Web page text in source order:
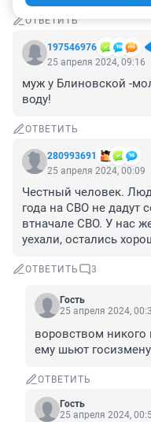
ОТВЕТИТЬ
197546976
25 апреля 2024, 09:16
муж у Блиновской -
воду!
ОТВЕТИТЬ
280993691
25 апреля 2024, 00:09
Честный человек.
года на СВО не дадут
втначале СВО. У нас
уехали, остались
ОТВЕТИТЬ 3
Гость
25 апреля 2024,
воровством
ему шьют
ОТВЕТИТЬ
Гость
25 апреля 2024,